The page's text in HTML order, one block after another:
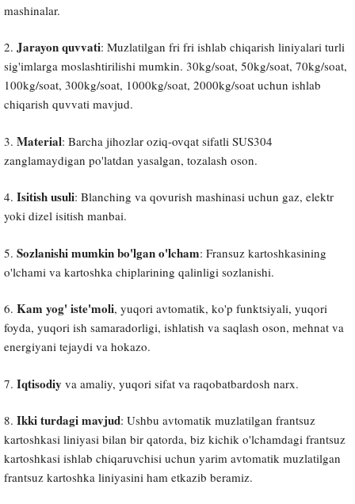
mashinalar.
2. Jarayon quvvati: Muzlatilgan fri fri ishlab chiqarish liniyalari turli
sig'imlarga moslashtirilishi mumkin. 30kg/soat, 50kg/soat, 70kg/soat,
100kg/soat, 300kg/soat, 1000kg/soat, 2000kg/soat uchun ishlab
chiqarish quvvati mavjud.
3. Material: Barcha jihozlar oziq-ovqat sifatli SUS304
zanglamaydigan po'latdan yasalgan, tozalash oson.
4. Isitish usuli: Blanching va qovurish mashinasi uchun gaz, elektr
yoki dizel isitish manbai.
5. Sozlanishi mumkin bo'lgan o'lcham: Fransuz kartoshkasining
o'lchami va kartoshka chiplarining qalinligi sozlanishi.
6. Kam yog' iste'moli, yuqori avtomatik, ko'p funktsiyali, yuqori
foyda, yuqori ish samaradorligi, ishlatish va saqlash oson, mehnat va
energiyani tejaydi va hokazo.
7. Iqtisodiy va amaliy, yuqori sifat va raqobatbardosh narx.
8. Ikki turdagi mavjud: Ushbu avtomatik muzlatilgan frantsuz
kartoshkasi liniyasi bilan bir qatorda, biz kichik o'lchamdagi frantsuz
kartoshkasi ishlab chiqaruvchisi uchun yarim avtomatik muzlatilgan
frantsuz kartoshka liniyasini ham etkazib beramiz.